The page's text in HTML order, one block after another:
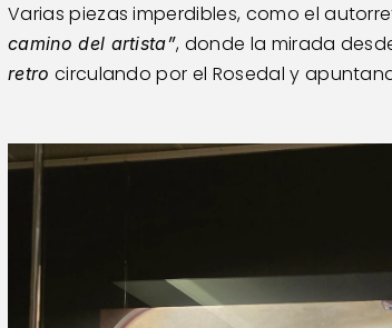
Varias piezas imperdibles, como el
camino del artista”
retro circulando por el Rosedal y